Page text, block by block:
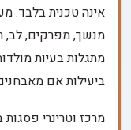
אינה טכנית בלבד.
מנשך, מפרקים, לב,
מתגלות בעיות
ביעילות אם
מרכז וטרינרי